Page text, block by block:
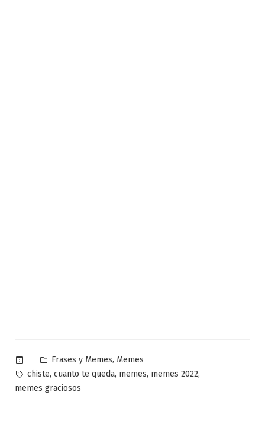
Publicado
en
Frases y Memes, Memes
Etiquetas:
chiste, cuanto te queda, memes, memes 2022,
memes graciosos